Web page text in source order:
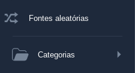
Fontes aleatórias
Categorias